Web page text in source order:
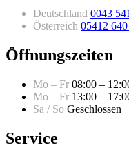
Deutschland 0043
Österreich 05412 640
Öffnungszeiten
Mo – Fr 08:00 –
Mo – Fr 13:00 –
Sa / So Geschlossen
Service